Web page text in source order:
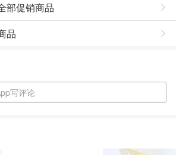
部促销商品
品
写评论